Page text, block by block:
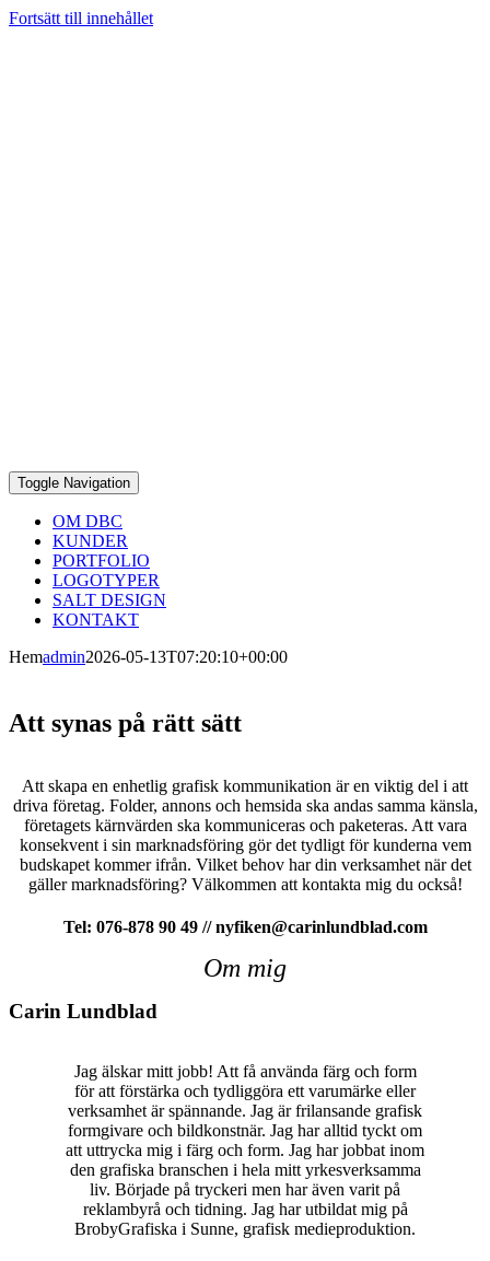
Fortsätt till innehållet
Toggle Navigation
OM DBC
KUNDER
PORTFOLIO
LOGOTYPER
SALT DESIGN
KONTAKT
Hemadmin2026-05-13T07:20:10+00:00
Att synas på rätt sätt
Att skapa en enhetlig grafisk kommunikation är en viktig del i att
driva företag. Folder, annons och hemsida ska andas samma känsla,
företagets kärnvärden ska kommuniceras och paketeras. Att vara
konsekvent i sin marknadsföring gör det tydligt för kunderna vem
budskapet kommer ifrån. Vilket behov har din verksamhet när det
gäller marknadsföring? Välkommen att kontakta mig du också!
Tel: 076-878 90 49 // nyfiken@carinlundblad.com
Om mig
Carin Lundblad
Jag älskar mitt jobb! Att få använda färg och form
för att förstärka och tydliggöra ett varumärke eller
verksamhet är spännande. Jag är frilansande grafisk
formgivare och bildkonstnär. Jag har alltid tyckt om
att uttrycka mig i färg och form. Jag har jobbat inom
den grafiska branschen i hela mitt yrkesverksamma
liv. Började på tryckeri men har även varit på
reklambyrå och tidning. Jag har utbildat mig på
BrobyGrafiska i Sunne, grafisk medieproduktion.